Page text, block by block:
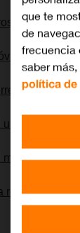
entre el
para internet
automático
modo
red
que te
de
frecuencia
saber
política de